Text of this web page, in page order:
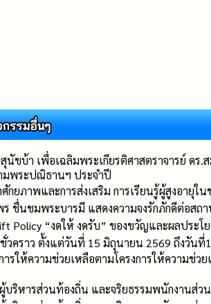
นัขบ้า เพื่อเฉลิมพระเกียรติศาสตราจารย์ ด
มพระปณิธานฯ ประจำปี
ศักยภาพและการส่งเสริม การเรียนรู้ผู้สูงอา
ร ชื่นชมพระบารมี แสดงความจงรักภักดีต่อส
Policy “งดให้ งดรับ” ของขวัญและผลประโ
วคราว ตั้งแต่วันที่ 15 มิถุนายน 2569 ถึงวันที่
ารให้ความช่วยเหลือตามโครงการให้ความ
บริหารส่วนท้องถิ่น และจริยธรรมพนักงานส่ว